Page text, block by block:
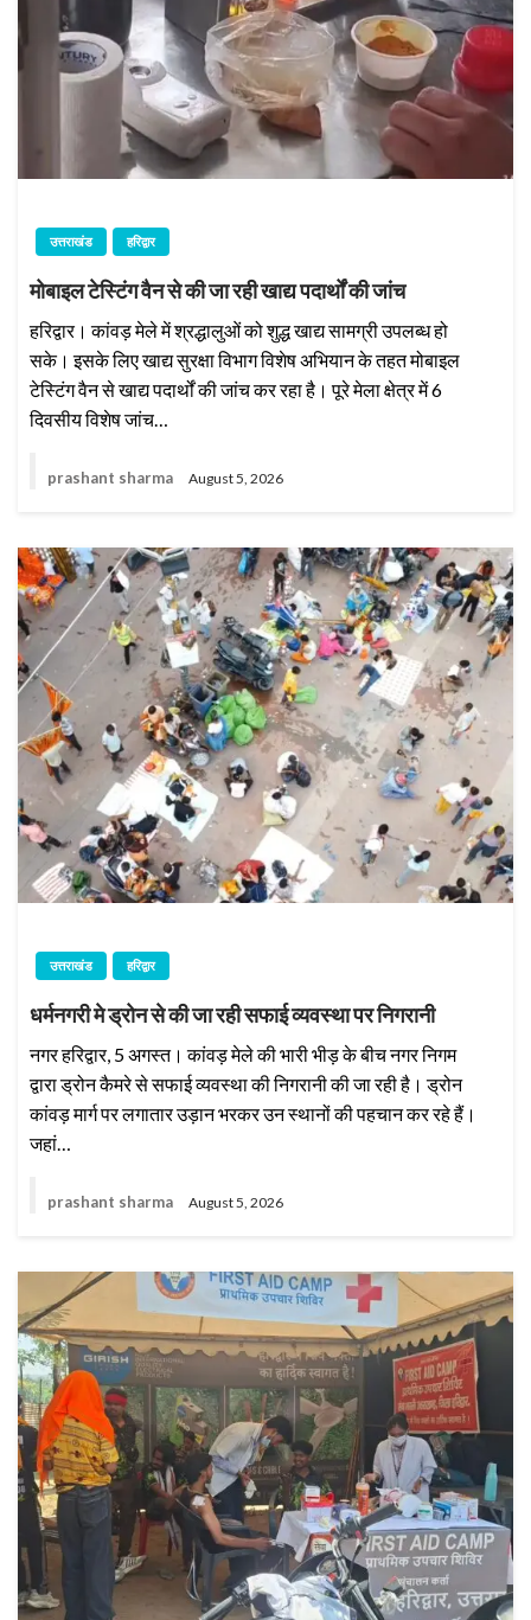
उत्तराखंड हरिद्वार
मोबाइल टेस्टिंग वैन से की जा रही खाद्य पदार्थों की जांच
हरिद्वार। कांवड़ मेले में श्रद्धालुओं को शुद्ध खाद्य सामग्री उपलब्ध हो
सके। इसके लिए खाद्य सुरक्षा विभाग विशेष अभियान के तहत मोबाइल
टेस्टिंग वैन से खाद्य पदार्थों की जांच कर रहा है। पूरे मेला क्षेत्र में 6
दिवसीय विशेष जांच…
prashant sharma August 5, 2026
उत्तराखंड हरिद्वार
धर्मनगरी मे ड्रोन से की जा रही सफाई व्यवस्था पर निगरानी
नगर हरिद्वार, 5 अगस्त। कांवड़ मेले की भारी भीड़ के बीच नगर निगम
द्वारा ड्रोन कैमरे से सफाई व्यवस्था की निगरानी की जा रही है। ड्रोन
कांवड़ मार्ग पर लगातार उड़ान भरकर उन स्थानों की पहचान कर रहे हैं।
जहां…
prashant sharma August 5, 2026